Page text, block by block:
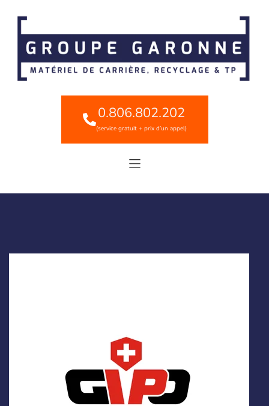
0.806.802.202
(service gratuit + prix d’un appel)